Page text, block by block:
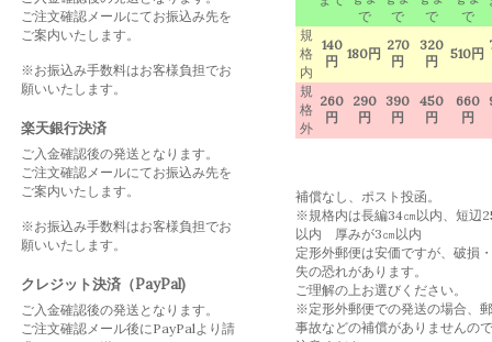
ご注文確認メールにてお振込み先を
ご案内いたします。
※お振込み手数料はお客様負担でお
願いいたします。
楽天銀行決済
ご入金確認後の発送となります。
ご注文確認メールにてお振込み先を
ご案内いたします。
※お振込み手数料はお客様負担でお
願いいたします。
クレジット決済（PayPal)
ご入金確認後の発送となります。
ご注文確認メール後にPayPalより請
で
で
で
で
規
格
内
140
円 180円
270
円
320
円
510円
規
格
外
260
円
290
円
390
円
450
円
660
円
補償なし、ポスト投函。
※規格内は長編34㎝以内、短辺
以内 厚みが3㎝以内
定形外郵便は安価ですが、破損
失の恐れがあります。
ご理解の上お選びください。
※定形外郵便での発送の場合、
事故などの補償がありませんの